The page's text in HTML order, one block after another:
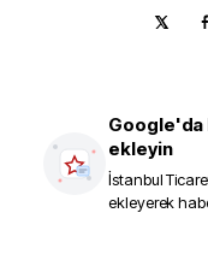
Google'da
ekleyin
İstanbul
ekleyerek